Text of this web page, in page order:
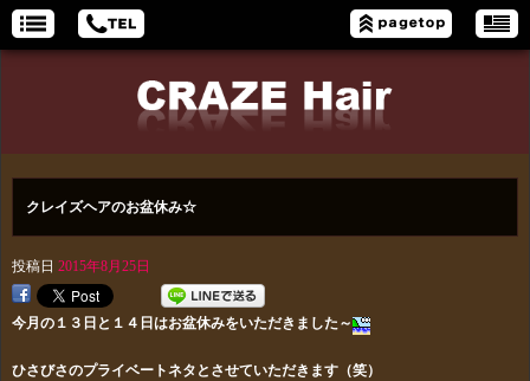
クレイズヘアのお盆休み☆
投稿日 2015年8月25日
今月の１３日と１４日はお盆休みをいただきました～
ひさびさのプライベートネタとさせていただきます（笑）